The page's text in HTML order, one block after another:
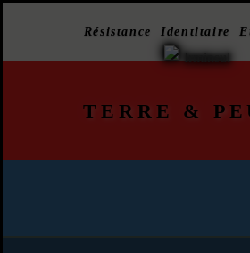
Résistance Identitaire
TERRE &